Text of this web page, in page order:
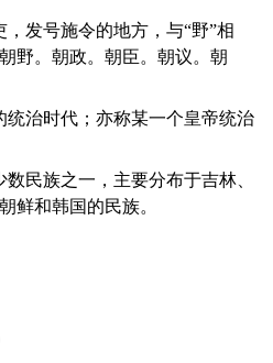
野。朝政。朝臣。朝议。朝
鲜和韩国的民族。